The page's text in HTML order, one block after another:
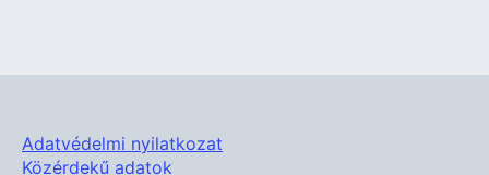
Adatvédelmi nyilatkozat
Közérdekű adatok